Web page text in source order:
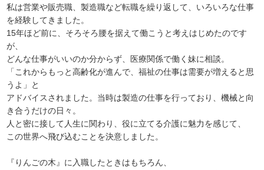
私は営業や販売職、製造職など転職を繰り返して、いろいろな仕事
を経験してきました。
15年ほど前に、そろそろ腰を据えて働こうと考えはじめたのです
が、
どんな仕事がいいのか分からず、医療関係で働く妹に相談。
「これからもっと高齢化が進んで、福祉の仕事は需要が増えると思
うよ」と
アドバイスされました。当時は製造の仕事を行っており、機械と向
き合うだけの日々。
人と密に接して人生に関わり、役に立てる介護に魅力を感じて、
この世界へ飛び込むことを決意しました。
『りんごの木』に入職したときはもちろん、